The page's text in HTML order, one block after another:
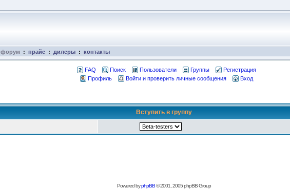
форум : прайс : дилеры : контакты
FAQ Поиск Пользователи Группы
Регистрация
Профиль
Войти и проверить личные сообщения Вход
Вступить в группу
Powered byphpBB© 2001, 2005 phpBB Group